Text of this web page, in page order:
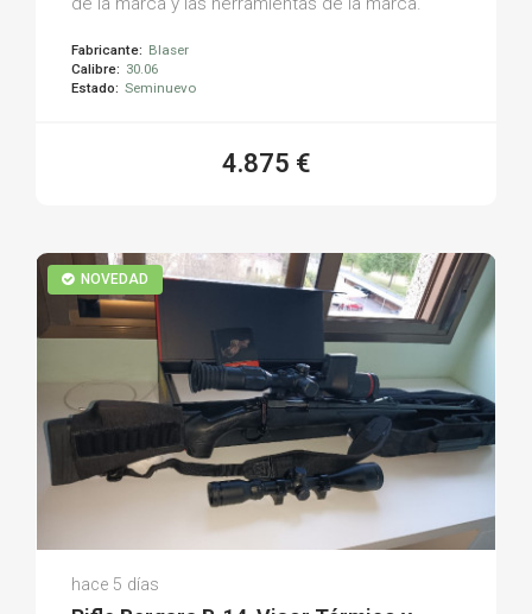
Fabricante: Blaser
Calibre: 30.06
Estado: Seminuevo
4.875 €
NOVEDAD
Manuel Jesus G.
(0)
hace 5 días